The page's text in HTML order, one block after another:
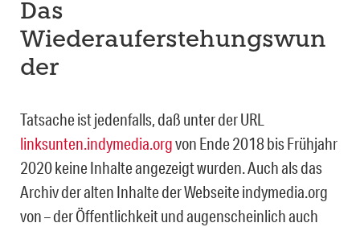
Das
Wiederauferstehungswun
der
Tatsache ist jedenfalls, daß unter der URL
linksunten.indymedia.orgvon Ende 2018 bis Frühjahr
2020 keine Inhalte angezeigt wurden. Auch als das
Archiv der alten Inhalte der Webseite indymedia.org
von – der Öffentlichkeit und augenscheinlich auch